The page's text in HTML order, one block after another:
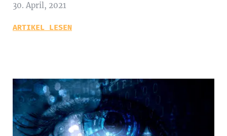
30. April, 2021
ARTIKEL LESEN